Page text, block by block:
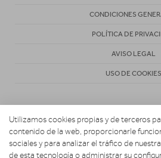
CONDICIONES
POLÍTICA DE
AVISO LEGAL
USO DE COOKIES
Utilizamos cookies propias y de terceros
contenido de la web, proporcionarle
sociales y para analizar el tráfico de
de esta tecnología o administrar su